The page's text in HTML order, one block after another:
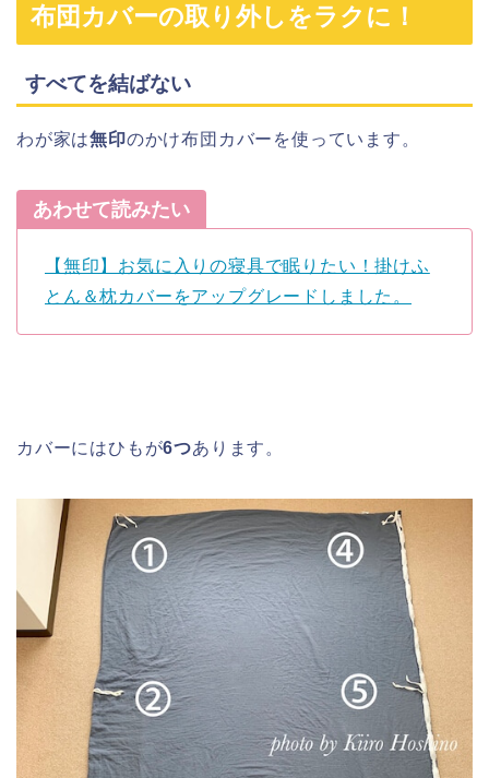
布団カバーの取り外しをラクに！
すべてを結ばない
わが家は無印のかけ布団カバーを使っています。
あわせて読みたい
【無印】お気に入りの寝具で眠りたい！掛けふ
とん＆枕カバーをアップグレードしました。
カバーにはひもが6つあります。